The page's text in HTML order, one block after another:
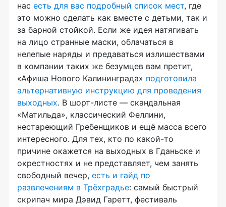
нас есть для вас подробный список мест, где
это можно сделать как вместе с детьми, так и
за барной стойкой. Если же идея натягивать
на лицо странные маски, облачаться в
нелепые наряды и предаваться излишествами
в компании таких же безумцев вам претит,
«Афиша Нового Калининграда» подготовила
альтернативную инструкцию для проведения
выходных. В шорт-листе — скандальная
«Матильда», классический Феллини,
нестареющий Гребенщиков и ещё масса всего
интересного. Для тех, кто по какой-то
причине окажется на выходных в Гданьске и
окрестностях и не представляет, чем занять
свободный вечер, есть и гайд по
развлечениям в Трёхградье: самый быстрый
скрипач мира Дэвид Гаретт, фестиваль